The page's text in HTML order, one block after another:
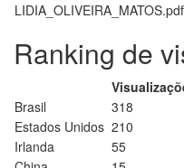
LIDIA_OLIVEIRA_MATOS.pdf
Ranking de
Brasil
318
Estados Unidos 210
Irlanda
55